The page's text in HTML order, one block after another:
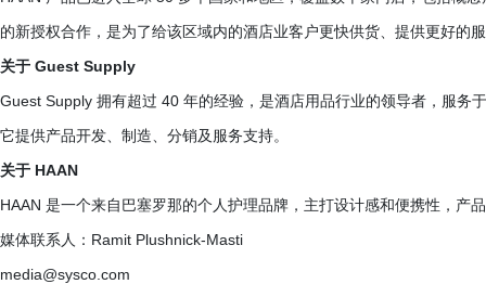
的新授权合作，是为了给该区域内的酒店业客户更快供货、提供更好的
关于 Guest Supply
Guest Supply 拥有超过 40 年的经验，是酒店用品行业的领导者，服务
它提供产品开发、制造、分销及服务支持。
关于 HAAN
HAAN 是一个来自巴塞罗那的个人护理品牌，主打设计感和便携性，产
媒体联系人：Ramit Plushnick-Masti
media@sysco.com